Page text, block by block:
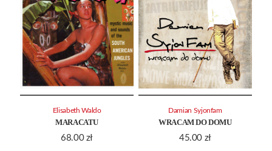
MARACATU
68.00 zł
Elisabeth Waldo
WRACAM DO DOMU
45.00 zł
Damian Syjonfam